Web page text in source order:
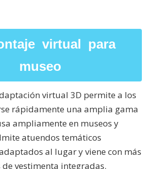
virtual para
museo
virtual 3D permite a los
rápidamente una amplia gama
ampliamente en museos y
atuendos temáticos
al lugar y viene con más
vestimenta integradas.